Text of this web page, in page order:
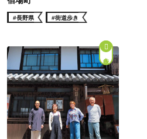
#長野県 #街道歩き
街歩き